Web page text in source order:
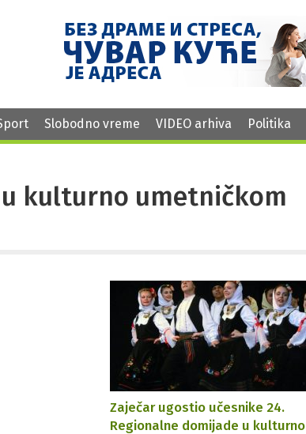
Slobodno vreme VIDEO arhiva Politika
kulturno umetničkom
Zaječar ugostio učesnike 24.
Regionalne domijade u kulturno